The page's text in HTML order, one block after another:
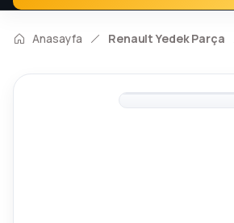
Anasayfa Renault Yedek Parça